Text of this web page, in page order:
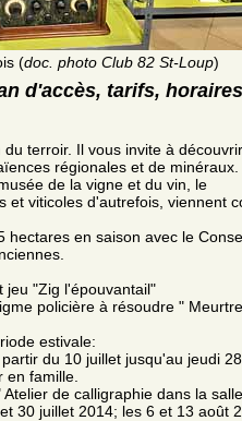
(doc. photo Club 82 St-Loup)
d'accès, tarifs, horaires
terroir. Il vous invite à
régionales et de minéraux.
de la vigne et du vin, le
et viticoles d'autrefois, viennent
hectares en saison avec le
jeu "Zig l'épouvantail"
policière à résoudre "
estivale:
du 10 juillet jusqu'au jeudi
en famille.
de calligraphie dans la
30 juillet 2014; les 6 et 13 août